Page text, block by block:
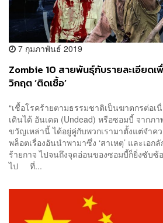
7 กุมภาพันธ์ 2019
Zombie 10 สายพันธ์ุกับรายละเอียดเ
วิกฤต ‘ติดเชื้อ’
“เชื้อโรคร้ายตามธรรมชาติเป็นฆาตกรต่อเนื่
เดินได้ อันเดด (Undead) หรือซอมบี้ จากภ
ขวัญเหล่านี้ ได้อยู่คู่กับพวกเรามาตั้งแต่จำค
พล็อตเรื่องอันนำพามาซึ่ง ‘สาเหตุ’ และเอ
ร้ายกาจ ไปจนถึงจุดอ่อนของซอมบี้ก็ยิ่งซับ
ไป ที่...